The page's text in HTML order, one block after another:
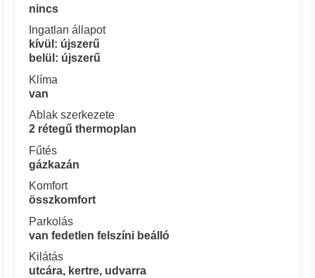
nincs
Ingatlan állapot
kívül: újszerű
belül: újszerű
Klíma
van
Ablak szerkezete
2 rétegű thermoplan
Fűtés
gázkazán
Komfort
összkomfort
Parkolás
van fedetlen felszíni beálló
Kilátás
utcára, kertre, udvarra